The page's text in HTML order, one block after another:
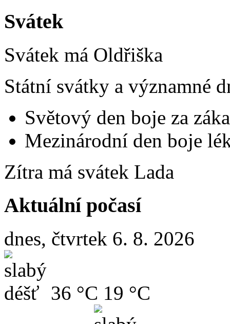
Svátek
Svátek má Oldřiška
Státní svátky a významné
Světový den boje za
Mezinárodní den boje
Zítra má svátek Lada
Aktuální počasí
dnes, čtvrtek 6. 8. 2026
36 °C 19 °C